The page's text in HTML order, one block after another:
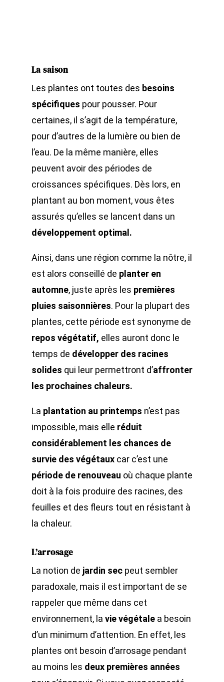
La saison
Les plantes ont toutes des besoins
spécifiques pour pousser. Pour
certaines, il s’agit de la température,
pour d’autres de la lumière ou bien de
l’eau. De la même manière, elles
peuvent avoir des périodes de
croissances spécifiques. Dès lors, en
plantant au bon moment, vous êtes
assurés qu’elles se lancent dans un
développement optimal.
Ainsi, dans une région comme la nôtre, il
est alors conseillé de planter en
automne, juste après les premières
pluies saisonnières. Pour la plupart des
plantes, cette période est synonyme de
repos végétatif, elles auront donc le
temps de développer des racines
solides qui leur permettront d’affronter
les prochaines chaleurs.
La plantation au printemps n’est pas
impossible, mais elle réduit
considérablement les chances de
survie des végétauxcar c’est une
période de renouveau où chaque plante
doit à la fois produire des racines, des
feuilles et des fleurs tout en résistant à
la chaleur.
L’arrosage
La notion de jardin secpeut sembler
paradoxale, mais il est important de se
rappeler que même dans cet
environnement, la vie végétalea besoin
d’un minimum d’attention. En effet, les
plantes ont besoin d’arrosage pendant
au moins les deux premières années